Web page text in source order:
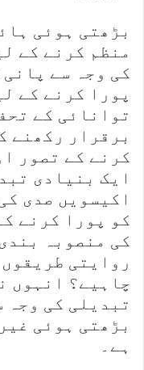
بڑھتی ہوئی
منظم کرنے کے
کی وجہ سے
پورا کرنے کے
توانائی کے
برقرار رکھنے
کرنے کے تصور
ایک بنیادی
اکیسویں صدی
کو پورا کرنے
کی منصوبہ
روایتی
چاہیے؟ انہوں
تبدیلی کی وجہ
بڑھتی ہوئی
ہے۔